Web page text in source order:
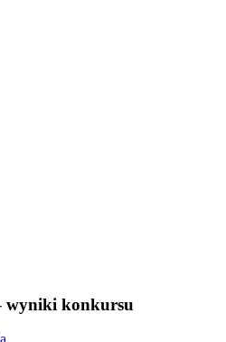
wyniki konkursu